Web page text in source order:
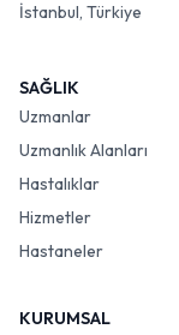
İstanbul, Türkiye
SAĞLIK
Uzmanlar
Uzmanlık Alanları
Hastalıklar
Hizmetler
Hastaneler
KURUMSAL